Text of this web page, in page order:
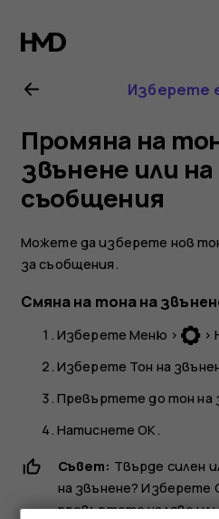
Nokia
105
(2017)
на
Изберете
Промяна на
звънене или
съобщения
Можете да изберете нов
за съобщения.
Смяна на тона на
ИзберетеМеню > >
Изберете Тон на
Превъртете до тон на
НатиснетеОК .
Съвет: Твърде силен
на звънене? Изберете
превъртете наляво